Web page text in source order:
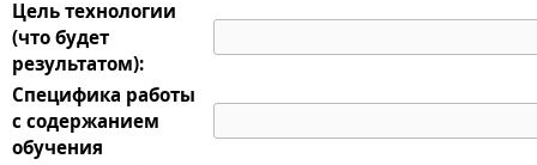
Цель технологии
(что будет
результатом):
Специфика работы
с содержанием
обучения